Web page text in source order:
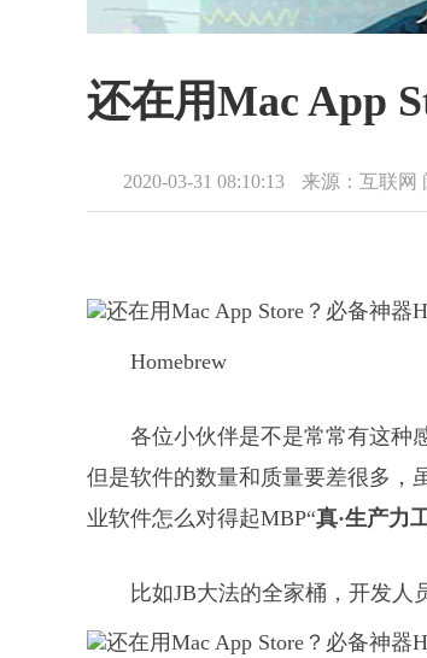
还在用Mac App
2020-03-31 08:10:13 来源：互联网
Homebrew
各位小伙伴是不是常常有这种
但是软件的数量和质量要差很多，
业软件怎么对得起MBP“真·生产力
比如JB大法的全家桶，开发人